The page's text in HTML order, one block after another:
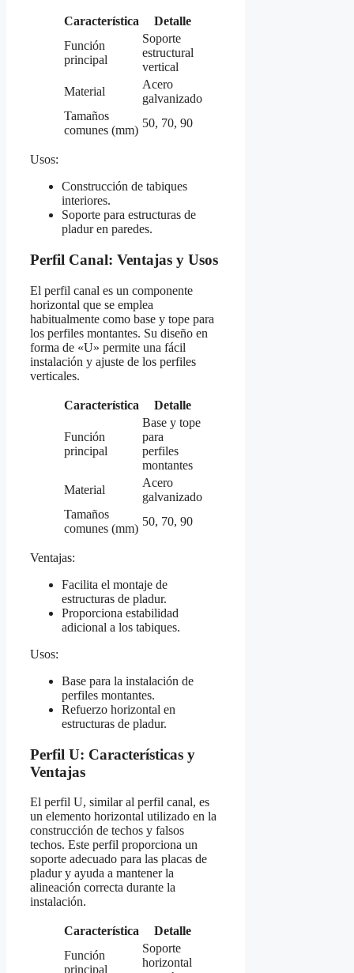
Característica
Detalle
Función
principal
Soporte
estructural
vertical
Material
Acero
galvanizado
Tamaños
comunes (mm)
50, 70, 90
Usos:
Construcción de tabiques
interiores.
Soporte para estructuras de
pladur en paredes.
Perfil Canal: Ventajas y Usos
El perfil canal es un componente
horizontal que se emplea
habitualmente como base y tope para
los perfiles montantes. Su diseño en
forma de «U» permite una fácil
instalación y ajuste de los perfiles
verticales.
Característica Detalle
Función
principal
Base y tope
para
perfiles
montantes
Material
Acero
galvanizado
Tamaños
comunes (mm)
50, 70, 90
Ventajas:
Facilita el montaje de
estructuras de pladur.
Proporciona estabilidad
adicional a los tabiques.
Usos:
Base para la instalación de
perfiles montantes.
Refuerzo horizontal en
estructuras de pladur.
Perfil U: Características y
Ventajas
El perfil U, similar al perfil canal, es
un elemento horizontal utilizado en la
construcción de techos y falsos
techos. Este perfil proporciona un
soporte adecuado para las placas de
pladur y ayuda a mantener la
alineación correcta durante la
instalación.
Característica
Detalle
Función
principal
Soporte
horizontal